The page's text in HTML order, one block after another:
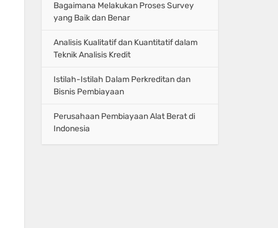
Bagaimana Melakukan Proses Survey
yang Baik dan Benar
Analisis Kualitatif dan Kuantitatif dalam
Teknik Analisis Kredit
Istilah-Istilah Dalam Perkreditan dan
Bisnis Pembiayaan
Perusahaan Pembiayaan Alat Berat di
Indonesia